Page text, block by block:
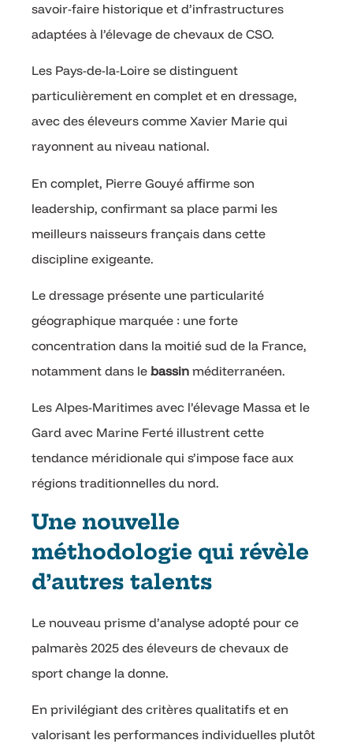
savoir-faire historique et d’infrastructures
adaptées à l’élevage de chevaux de CSO.
Les Pays-de-la-Loire se distinguent
particulièrement en complet et en dressage,
avec des éleveurs comme Xavier Marie qui
rayonnent au niveau national.
En complet, Pierre Gouyé affirme son
leadership, confirmant sa place parmi les
meilleurs naisseurs français dans cette
discipline exigeante.
Le dressage présente une particularité
géographique marquée : une forte
concentration dans la moitié sud de la France,
notamment dans le bassin méditerranéen.
Les Alpes-Maritimes avec l’élevage Massa et le
Gard avec Marine Ferté illustrent cette
tendance méridionale qui s’impose face aux
régions traditionnelles du nord.
Une nouvelle
méthodologie qui révèle
d’autres talents
Le nouveau prisme d’analyse adopté pour ce
palmarès 2025 des éleveurs de chevaux de
sport change la donne.
En privilégiant des critères qualitatifs et en
valorisant les performances individuelles plutôt